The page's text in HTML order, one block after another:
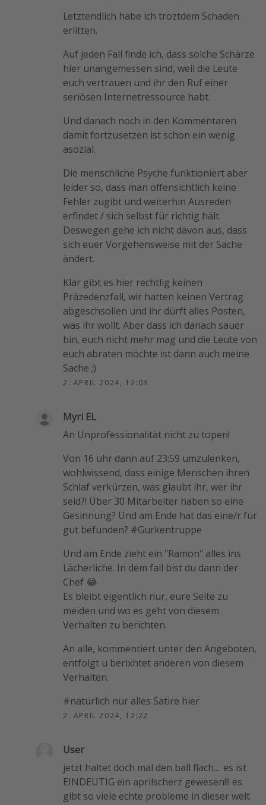
Letztendlich habe ich troztdem Schaden
erlitten.
Auf jeden Fall finde ich, dass solche Schärze
hier unangemessen sind, weil die Leute
euch vertrauen und ihr den Ruf einer
seriösen Internetressource habt.
Und danach noch in den Kommentaren
damit fortzusetzen ist schon ein wenig
asozial.
Die menschliche Psyche funktioniert aber
leider so, dass man offensichtlich keine
Fehler zugibt und weiterhin Ausreden
erfindet / sich selbst für richtig hält.
Deswegen gehe ich nicht davon aus, dass
sich euer Vorgehensweise mit der Sache
ändert.
Klar gibt es hier rechtlig keinen
Präzedenzfall, wir hatten keinen Vertrag
abgeschsollen und ihr dürft alles Posten,
was ihr wollt. Aber dass ich danach sauer
bin, euch nicht mehr mag und die Leute von
euch abraten möchte ist dann auch meine
Sache ;)
2. APRIL 2024, 12:03
Myri EL
An Unprofessionalität nicht zu topen!
Von 16 uhr dann auf 23:59 umzulenken,
wohlwissend, dass einige Menschen ihren
Schlaf verkürzen, was glaubt ihr, wer ihr
seid?! Über 30 Mitarbeiter haben so eine
Gesinnung? Und am Ende hat das eine/r für
gut befunden? #Gurkentruppe
Und am Ende zieht ein "Ramon" alles ins
Lächerliche. In dem fall bist du dann der
Chef 😂
Es bleibt eigentlich nur, eure Seite zu
meiden und wo es geht von diesem
Verhalten zu berichten.
An alle, kommentiert unter den Angeboten,
entfolgt u berixhtet anderen von diesem
Verhalten.
#natürlich nur alles Satire hier
2. APRIL 2024, 12:22
User
jetzt haltet doch mal den ball flach.... es ist
EINDEUTIG ein aprilscherz gewesen!!! es
gibt so viele echte probleme in dieser welt